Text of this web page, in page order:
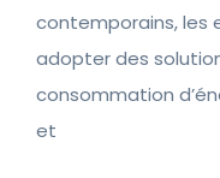
contemporains, les
adopter des
consommation
et